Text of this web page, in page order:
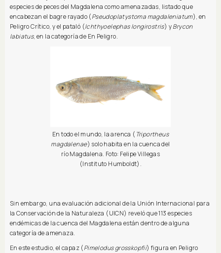
especies de peces del Magdalena como amenazadas, listado que
encabezan el bagre rayado (Pseudoplatystoma magdaleniatum), en
Peligro Crítico, y el pataló (Ichthyoelephas longirostris) yBrycon
labiatus, en la categoría de En Peligro.
En todo el mundo, la arenca ( Triportheus
magdalenae) solo habita en la cuenca del
río Magdalena. Foto: Felipe Villegas
(Instituto Humboldt).
Sin embargo, una evaluación adicional de la Unión Internacional para
la Conservación de la Naturaleza (UICN) reveló que 113 especies
endémicas de la cuenca del Magdalena están dentro de alguna
categoría de amenaza.
En este estudio, el capaz (Pimelodus grosskopfii) figura en Peligro